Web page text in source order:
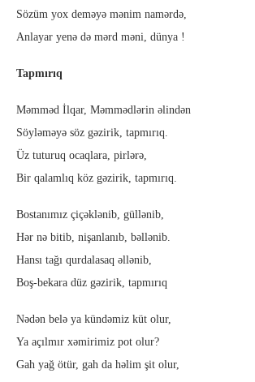
Sözüm yox deməyə mənim namərdə,
Anlayar yenə də mərd məni, dünya !
Tapmırıq
Məmməd İlqar, Məmmədlərin əlindən
Söyləməyə söz gəzirik, tapmırıq.
Üz tuturuq ocaqlara, pirlərə,
Bir qalamlıq köz gəzirik, tapmırıq.
Bostanımız çiçəklənib, güllənib,
Hər nə bitib, nişanlanıb, bəllənib.
Hansı tağı qurdalasaq əllənib,
Boş-bekara düz gəzirik, tapmırıq
Nədən belə ya kündəmiz küt olur,
Ya açılmır xəmirimiz pot olur?
Gah yağ ötür, gah da həlim şit olur,